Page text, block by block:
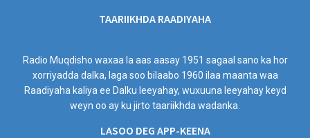
TAARIIKHDA RAADIYAHA
Radio Muqdisho waxaa la aas aasay 1951 sagaal sano ka hor
xorriyadda dalka, laga soo bilaabo 1960 ilaa maanta waa
Raadiyaha kaliya ee Dalku leeyahay, wuxuuna leeyahay keyd
weyn oo ay ku jirto taariikhda wadanka.
LASOO DEG APP-KEENA